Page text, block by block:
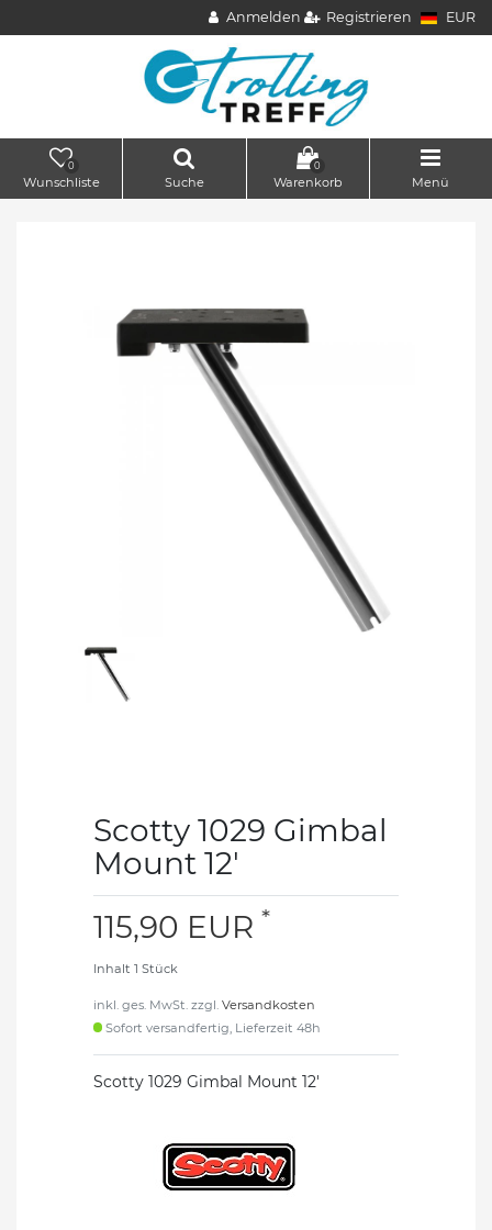
Anmelden Registrieren EUR
0
Wunschliste Suche
0
Warenkorb Menü
Scotty 1029 Gimbal
Mount 12'
115,90 EUR *
Inhalt 1 Stück
inkl. ges. MwSt. zzgl. Versandkosten
Sofort versandfertig, Lieferzeit 48h
Scotty 1029 Gimbal Mount 12'